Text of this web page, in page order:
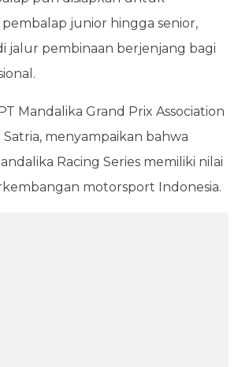
junior hingga senior,
jalur pembinaan berjenjang bagi
Mandalika Grand Prix Association
Satria, menyampaikan bahwa
Racing Series memiliki nilai
motorsport Indonesia.